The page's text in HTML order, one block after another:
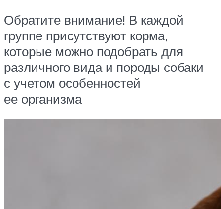
Обратите внимание! В каждой
группе присутствуют корма,
которые можно подобрать для
различного вида и породы собаки
с учетом особенностей
ее организма